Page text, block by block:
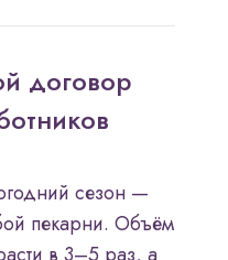
договор
сезон —
пекарни. Объём